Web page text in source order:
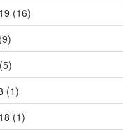
(16)
(9)
(5)
(1)
(1)